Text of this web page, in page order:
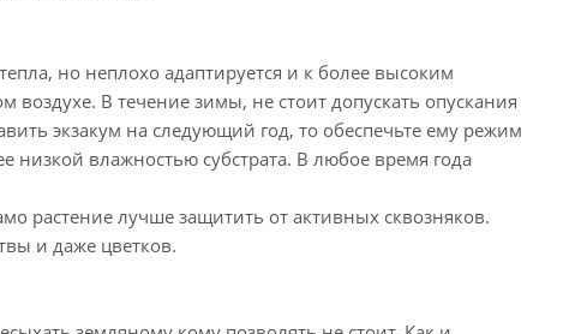
но неплохо адаптируется и к более высоким
В течение зимы, не стоит допускать опускания
экзакум на следующий год, то обеспечьте ему режим
низкой влажностью субстрата. В любое время года
растение лучше защитить от активных сквозняков.
и даже цветков.